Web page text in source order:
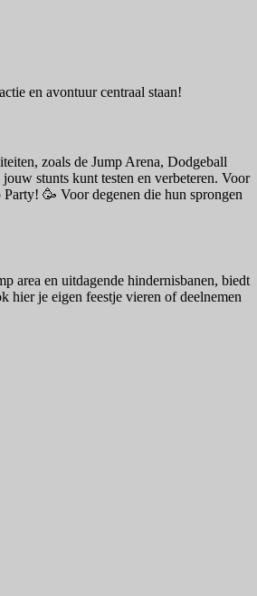
en avontuur centraal staan!
zoals de Jump Arena, Dodgeball
stunts kunt testen en verbeteren. Voor
🥳 Voor degenen die hun sprongen
area en uitdagende hindernisbanen, biedt
hier je eigen feestje vieren of deelnemen